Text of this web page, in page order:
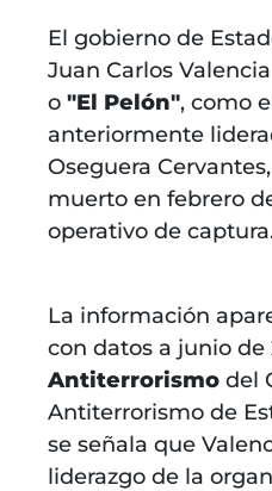
El gobierno de
Juan Carlos
o "El Pelón", como
anteriormente
Oseguera Cervantes,
muerto en febrero
operativo de
La información
con datos a junio de
Antiterrorismodel
Antiterrorismo de
se señala que
liderazgo de la